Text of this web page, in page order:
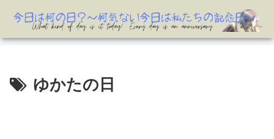
ゆかたの日